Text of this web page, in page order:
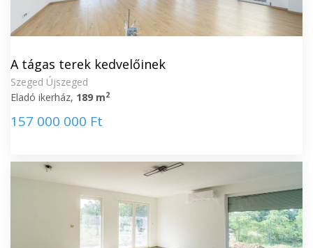
A tágas terek kedvelőinek
Szeged Újszeged
Eladó ikerház, 189 m2
157 000 000 Ft